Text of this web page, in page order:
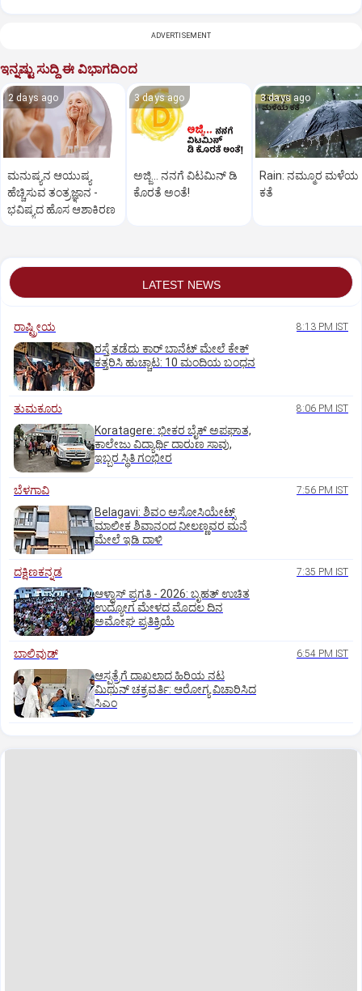
ADVERTISEMENT
ಇನ್ನಷ್ಟು ಸುದ್ದಿ ಈ ವಿಭಾಗದಿಂದ
2 days ago
ಮನುಷ್ಯನ ಆಯುಷ್ಯ
ಹೆಚ್ಚಿಸುವ ತಂತ್ರಜ್ಞಾನ ­
ಭವಿಷ್ಯದ ಹೊಸ ಆಶಾಕಿರಣ
3 days ago
ಅಜ್ಜಿ... ನನಗೆ ವಿಟಮಿನ್‌ ಡಿ
ಕೊರತೆ ಅಂತೆ!
3 days ago
Rain: ನಮ್ಮೂರ ಮಳೆಯ
ಕತೆ
LATEST NEWS
ರಾಷ್ಟ್ರೀಯ 8:13 PM IST
ರಸ್ತೆ ತಡೆದು ಕಾರ್ ಬಾನೆಟ್ ಮೇಲೆ ಕೇಕ್
ಕತ್ತರಿಸಿ ಹುಚ್ಚಾಟ: 10 ಮಂದಿಯ ಬಂಧನ
ತುಮಕೂರು 8:06 PM IST
Koratagere: ಭೀಕರ ಬೈಕ್ ಅಪಘಾತ,
ಕಾಲೇಜು ವಿದ್ಯಾರ್ಥಿ ದಾರುಣ ಸಾವು,
ಇಬ್ಬರ ಸ್ಥಿತಿ ಗಂಭೀರ
ಬೆಳಗಾವಿ 7:56 PM IST
Belagavi: ಶಿವಂ ಅಸೋಸಿಯೇಟ್ಸ್
ಮಾಲೀಕ ಶಿವಾನಂದ ನೀಲಣ್ಣವರ ಮನೆ
ಮೇಲೆ ಇಡಿ‌ ದಾಳಿ
ದಕ್ಷಿಣಕನ್ನಡ 7:35 PM IST
ಆಳ್ವಾಸ್‌ ಪ್ರಗತಿ - 2026: ಬೃಹತ್ ಉಚಿತ
ಉದ್ಯೋಗ ಮೇಳದ ಮೊದಲ ದಿನ
ಅಮೋಘ ಪ್ರತಿಕ್ರಿಯೆ
ಬಾಲಿವುಡ್‌ 6:54 PM IST
ಆಸ್ಪತ್ರೆಗೆ ದಾಖಲಾದ ಹಿರಿಯ ನಟ
ಮಿಥುನ್ ಚಕ್ರವರ್ತಿ: ಆರೋಗ್ಯ ವಿಚಾರಿಸಿದ
ಸಿಎಂ